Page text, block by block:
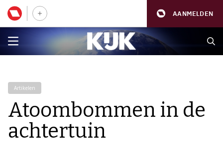
AANMELDEN
Artikelen
Atoombommen in de
achtertuin